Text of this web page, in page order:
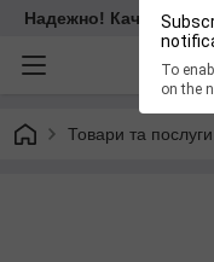
To
on the
Надежно!
Товари та послуги